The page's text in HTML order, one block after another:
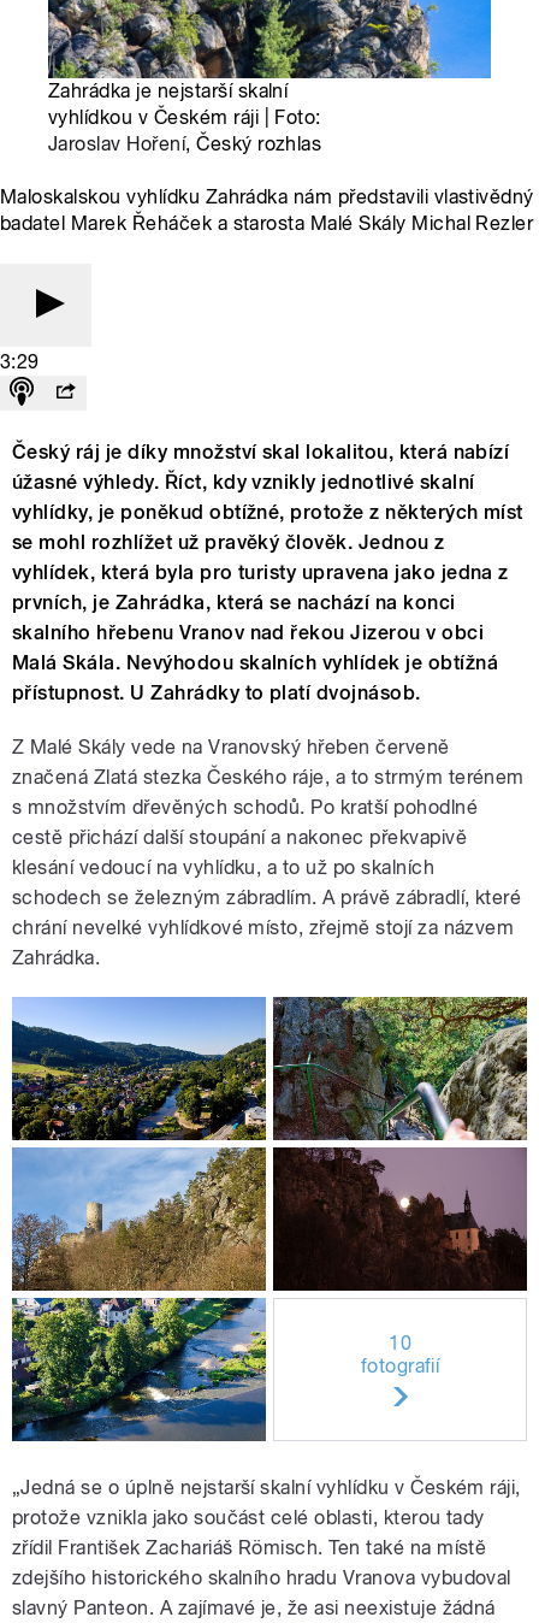
Zahrádka je nejstarší skalní
vyhlídkou v Českém ráji | Foto:
Jaroslav Hoření, Český rozhlas
Maloskalskou vyhlídku Zahrádka nám představili vlastivědný
badatel Marek Řeháček a starosta Malé Skály Michal Rezler
3:29
Český ráj je díky množství skal lokalitou, která nabízí
úžasné výhledy. Říct, kdy vznikly jednotlivé skalní
vyhlídky, je poněkud obtížné, protože z některých míst
se mohl rozhlížet už pravěký člověk. Jednou z
vyhlídek, která byla pro turisty upravena jako jedna z
prvních, je Zahrádka, která se nachází na konci
skalního hřebenu Vranov nad řekou Jizerou v obci
Malá Skála. Nevýhodou skalních vyhlídek je obtížná
přístupnost. U Zahrádky to platí dvojnásob.
Z Malé Skály vede na Vranovský hřeben červeně
značená Zlatá stezka Českého ráje, a to strmým terénem
s množstvím dřevěných schodů. Po kratší pohodlné
cestě přichází další stoupání a nakonec překvapivě
klesání vedoucí na vyhlídku, a to už po skalních
schodech se železným zábradlím. A právě zábradlí, které
chrání nevelké vyhlídkové místo, zřejmě stojí za názvem
Zahrádka.
10
fotografií
„Jedná se o úplně nejstarší skalní vyhlídku v Českém ráji,
protože vznikla jako součást celé oblasti, kterou tady
zřídil František Zachariáš Römisch. Ten také na místě
zdejšího historického skalního hradu Vranova vybudoval
slavný Panteon. A zajímavé je, že asi neexistuje žádná